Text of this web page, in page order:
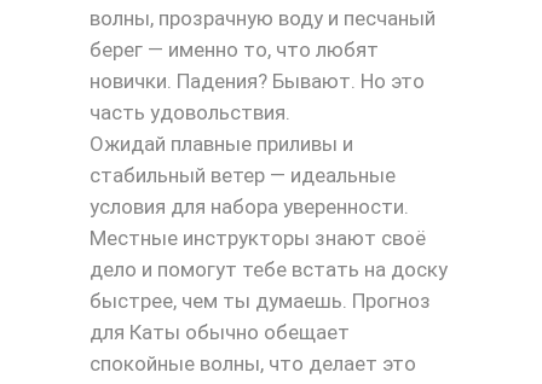
волны, прозрачную воду и песчаный
берег — именно то, что любят
новички. Падения? Бывают. Но это
часть удовольствия.
Ожидай плавные приливы и
стабильный ветер — идеальные
условия для набора уверенности.
Местные инструкторы знают своё
дело и помогут тебе встать на доску
быстрее, чем ты думаешь. Прогноз
для Каты обычно обещает
спокойные волны, что делает это